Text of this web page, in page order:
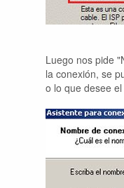
Luego nos pide
la conexión, se
o lo que desee